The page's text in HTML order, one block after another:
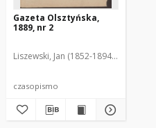
Gazeta Olsztyńska,
1889, nr 2
Liszewski, Jan (1852-1894). Red.
czasopismo